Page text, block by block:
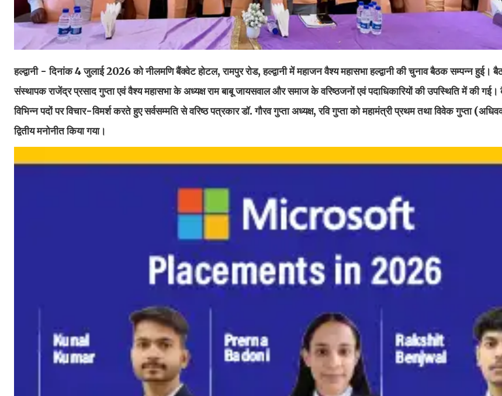
हल्द्वानी - दिनांक 4 जुलाई 2026 को नीलमणि बैंक्वेट होटल, रामपुर रोड, हल्द्वानी में महाजन वैश्य महासभा हल्द्वानी की चुनाव बैठक सम्पन्न हुई।
संस्थापक राजेंद्र प्रसाद गुप्ता एवं वैश्य महासभा के अध्यक्ष राम बाबू जायसवाल और समाज के वरिष्ठजनों एवं पदाधिकारियों की उपस्थिति में की
विभिन्न पदों पर विचार-विमर्श करते हुए सर्वसम्मति से वरिष्ठ पत्रकार डॉ. गौरव गुप्ता अध्यक्ष, रवि गुप्ता को महामंत्री प्रथम तथा विवेक गुप्ता
द्वितीय मनोनीत किया गया।